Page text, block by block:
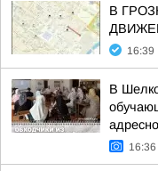
В
16:39
В
16:36